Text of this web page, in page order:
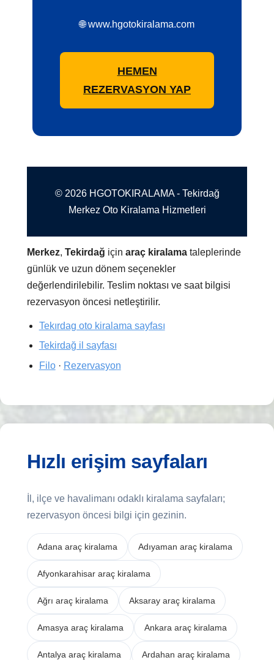
🌐 www.hgotokiralama.com
HEMEN
REZERVASYON YAP
© 2026 HGOTOKIRALAMA - Tekirdağ
Merkez Oto Kiralama Hizmetleri
Merkez,Tekirdağ içinaraç kiralama taleplerinde
günlük ve uzun dönem seçenekler
değerlendirilebilir. Teslim noktası ve saat bilgisi
rezervasyon öncesi netleştirilir.
Tekırdag oto kiralama sayfası
Tekirdağ il sayfası
Filo· Rezervasyon
Hızlı erişim sayfaları
İl, ilçe ve havalimanı odaklı kiralama sayfaları;
rezervasyon öncesi bilgi için gezinin.
Adana araç kiralama Adıyaman araç kiralama
Afyonkarahisar araç kiralama
Ağrı araç kiralama Aksaray araç kiralama
Amasya araç kiralama Ankara araç kiralama
Antalya araç kiralama Ardahan araç kiralama